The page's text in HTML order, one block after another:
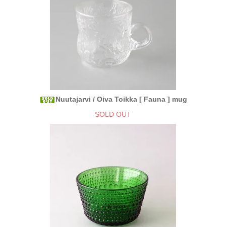
Nuutajarvi / Oiva Toikka [ Fauna ] mug
SOLD OUT